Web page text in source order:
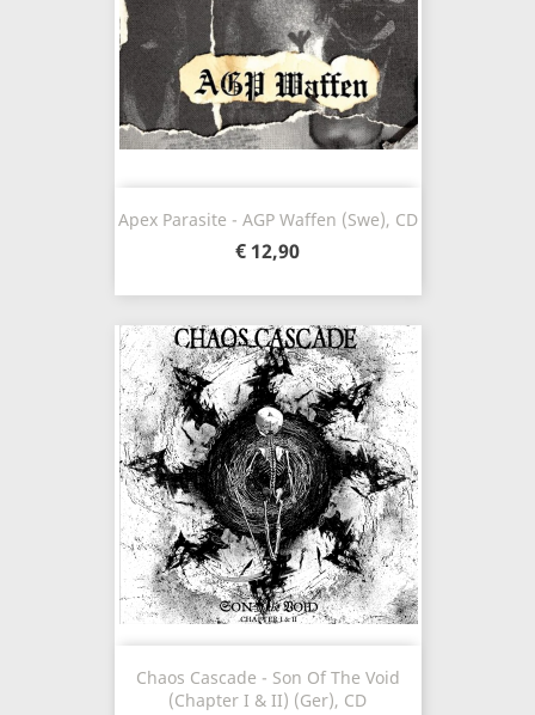
Apex Parasite - AGP Waffen (Swe), CD
€ 12,90
Chaos Cascade - Son Of The Void
(Chapter I & II) (Ger), CD